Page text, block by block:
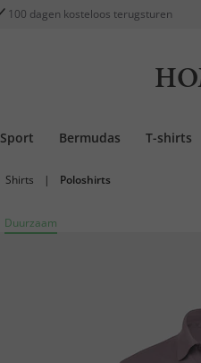
100 dagen kosteloos terugsturen
Sport Bermudas T-shirts
Shirts | Poloshirts
Duurzaam